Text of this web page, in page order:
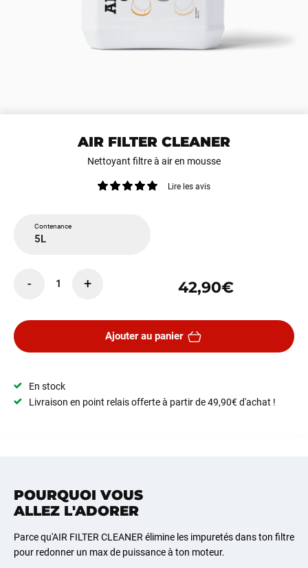
AIR FILTER CLEANER
Nettoyant filtre à air en mousse
Lire les avis
Contenance
5L
- 1 + 42,90€
Ajouter au panier
En stock
Livraison en point relais offerte à partir de 49,90€ d'achat !
POURQUOI VOUS
ALLEZ L'ADORER
Parce qu'AIR FILTER CLEANER élimine les impuretés dans ton filtre
pour redonner un max de puissance à ton moteur.